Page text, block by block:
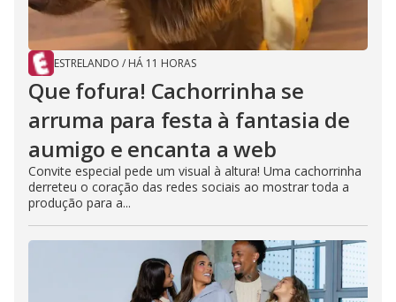
ESTRELANDO / HÁ 11 HORAS
Que fofura! Cachorrinha se
arruma para festa à fantasia de
aumigo e encanta a web
Convite especial pede um visual à altura! Uma cachorrinha
derreteu o coração das redes sociais ao mostrar toda a
produção para a...